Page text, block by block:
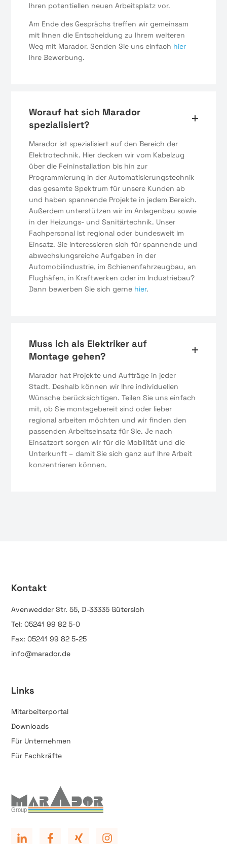
Ihren potentiellen neuen Arbeitsplatz vor.
Am Ende des Gesprächs treffen wir gemeinsam
mit Ihnen die Entscheidung zu Ihrem weiteren
Weg mit Marador. Senden Sie uns einfach hier
Ihre Bewerbung.
Worauf hat sich Marador
spezialisiert?
Marador ist spezialisiert auf den Bereich der
Elektrotechnik. Hier decken wir vom Kabelzug
über die Feininstallation bis hin zur
Programmierung in der Automatisierungstechnik
das gesamte Spektrum für unsere Kunden ab
und haben spannende Projekte in jedem Bereich.
Außerdem unterstützen wir im Anlagenbau sowie
in der Heizungs- und Sanitärtechnik. Unser
Fachpersonal ist regional oder bundesweit im
Einsatz. Sie interessieren sich für spannende und
abwechslungsreiche Aufgaben in der
Automobilindustrie, im Schienenfahrzeugbau, an
Flughäfen, in Kraftwerken oder im Industriebau?
Dann bewerben Sie sich gerne hier.
Muss ich als Elektriker auf
Montage gehen?
Marador hat Projekte und Aufträge in jeder
Stadt. Deshalb können wir Ihre individuellen
Wünsche berücksichtigen. Teilen Sie uns einfach
mit, ob Sie montagebereit sind oder lieber
regional arbeiten möchten und wir finden den
passenden Arbeitseinsatz für Sie. Je nach
Einsatzort sorgen wir für die Mobilität und die
Unterkunft – damit Sie sich ganz auf Ihre Arbeit
konzentrieren können.
Kontakt
Avenwedder Str. 55, D-33335 Gütersloh
Tel: 05241 99 82 5-0
Fax: 05241 99 82 5-25
info@marador.de
Links
Mitarbeiterportal
Downloads
Für Unternehmen
Für Fachkräfte